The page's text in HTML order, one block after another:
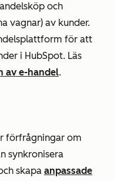
och
vagnar) av kunder.
för att
i HubSpot. Läs
av e-handel.
förfrågningar om
synkronisera
skapa anpassade